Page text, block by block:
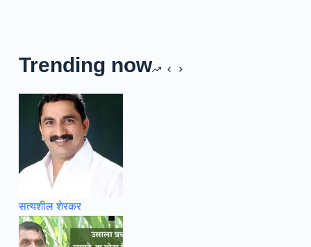
Trending now
सत्यशील शेरकर